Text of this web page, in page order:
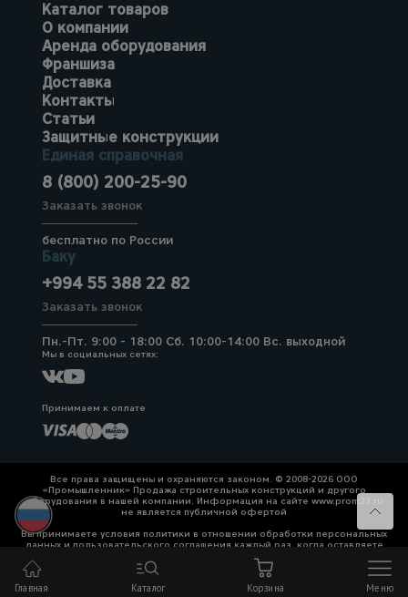
Каталог товаров
О компании
Аренда оборудования
Франшиза
Доставка
Контакты
Статьи
Защитные конструкции
Единая справочная
8 (800) 200-25-90
Заказать звонок
бесплатно по России
Баку
+994 55 388 22 82
Заказать звонок
Пн.-Пт. 9:00 - 18:00 Сб. 10:00-14:00 Вс. выходной
Мы в социальных сетях:
Принимаем к оплате
Все права защищены и охраняются законом. © 2008-2026 ООО
«Промышленник» Продажа строительных конструкций и другого
оборудования в нашей компании. Информация на сайте www.prom23.ru
не является публичной офертой
Вы принимаете условия политики в отношении обработки персональных
данных и пользовательского соглашения каждый раз, когда оставляете
свои данные в любой форме обратной связи на сайте prom23.ru и его
Политика конфиденциальности
Главная Каталог Корзина Меню